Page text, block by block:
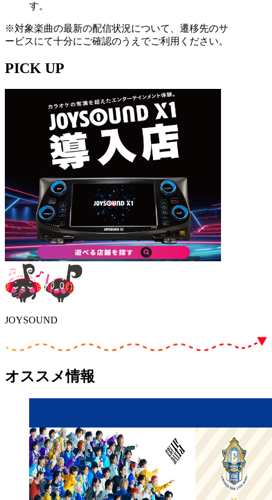
す。
※対象楽曲の最新の配信状況について、遷移先のサ
ービスにて十分にご確認のうえでご利用ください。
PICK UP
JOYSOUND
オススメ情報